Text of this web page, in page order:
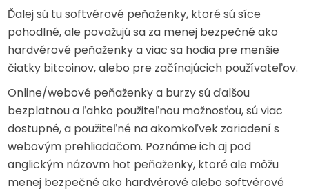
Ďalej sú tu softvérové peňaženky, ktoré sú síce
pohodlné, ale považujú sa za menej bezpečné ako
hardvérové peňaženky a viac sa hodia pre menšie
čiatky bitcoinov, alebo pre začínajúcich používateľov.
Online/webové peňaženky a burzy sú ďalšou
bezplatnou a ľahko použiteľnou možnosťou, sú viac
dostupné, a použiteľné na akomkoľvek zariadení s
webovým prehliadačom. Poznáme ich aj pod
anglickým názovm hot peňaženky, ktoré ale môžu
menej bezpečné ako hardvérové alebo softvérové